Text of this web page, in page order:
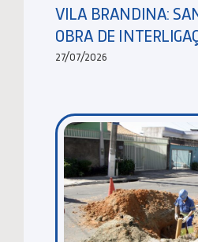
VILA BRANDINA:
OBRA DE
27/07/2026